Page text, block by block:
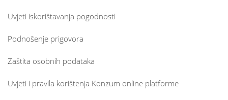
Uvjeti iskorištavanja pogodnosti
Podnošenje prigovora
Zaštita osobnih podataka
Uvjeti i pravila korištenja Konzum online platforme